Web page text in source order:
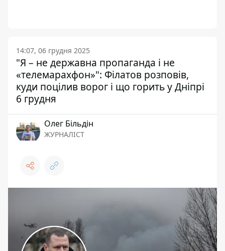
14:07, 06 грудня 2025
"Я – не державна пропаганда і не
«телемарахфон»": Філатов розповів,
куди поцілив ворог і що горить у Дніпрі
6 грудня
Олег Більдін
ЖУРНАЛІСТ